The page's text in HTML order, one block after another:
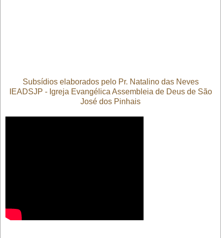
Subsídios elaborados pelo Pr. Natalino das Neves
IEADSJP - Igreja Evangélica Assembleia de Deus de São
José dos Pinhais